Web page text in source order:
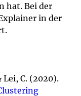
hat. Bei der
in der
Lei, C. (2020).